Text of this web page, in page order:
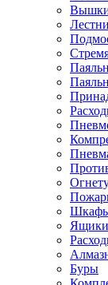
Ящики
Буры